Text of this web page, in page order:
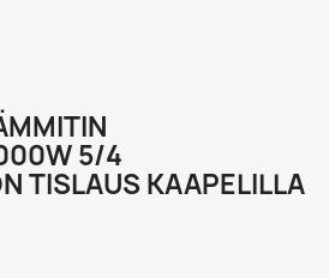
5/4
TISLAUS KAAPELILLA